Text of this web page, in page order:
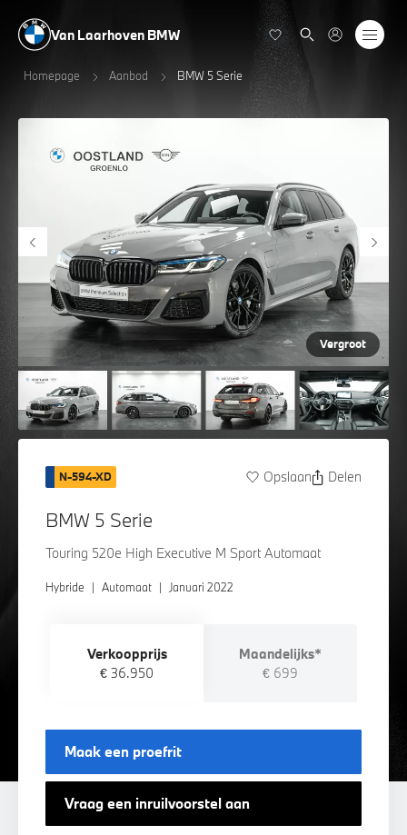
Van Laarhoven BMW
Homepage Aanbod BMW 5 Serie
Vergroot
N-594-XD Opslaan Delen
BMW 5 Serie
Touring 520e High Executive M Sport Automaat
Hybride | Automaat | Januari 2022
Verkoopprijs
€ 36.950
Maandelijks*
€ 699
Maak een proefrit
Vraag een inruilvoorstel aan